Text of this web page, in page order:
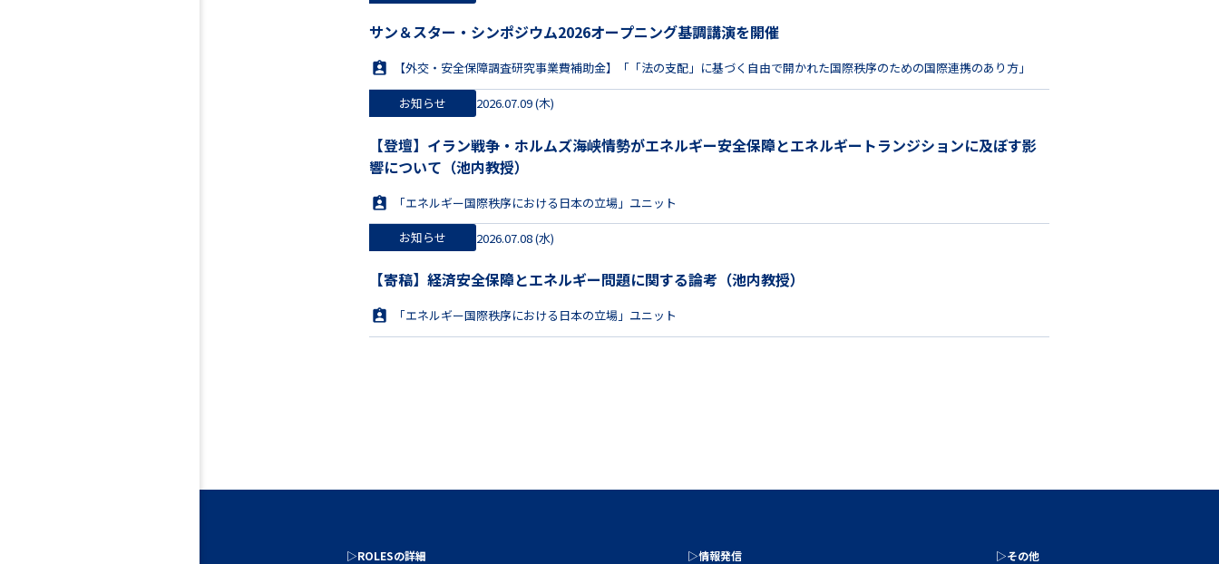
サン＆スター・シンポジウム2026オープニング基調講演を開催
【外交・安全保障調査研究事業費補助金】「「法の支配」に基づく自由で開かれた国際秩序のための国際連携のあり方」
お知らせ 2026.07.09 (木)
【登壇】イラン戦争・ホルムズ海峡情勢がエネルギー安全保障とエネルギートランジションに及ぼす影
響について（池内教授）
「エネルギー国際秩序における日本の立場」ユニット
お知らせ 2026.07.08 (水)
【寄稿】経済安全保障とエネルギー問題に関する論考（池内教授）
「エネルギー国際秩序における日本の立場」ユニット
▷ROLESの詳細
▷情報発信
▷その他